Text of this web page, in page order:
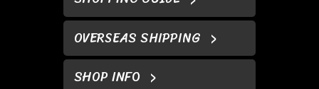
OVERSEAS SHIPPING
SHOP INFO